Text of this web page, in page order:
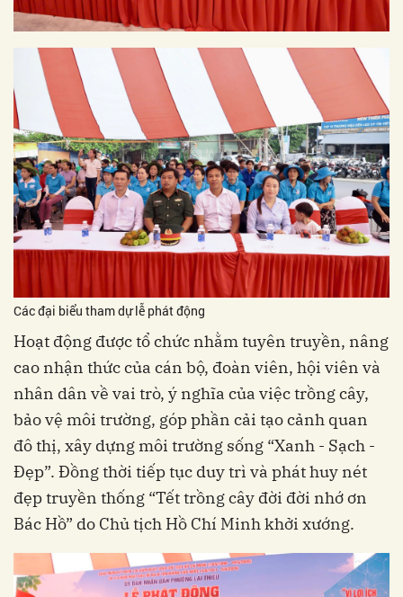
Các đại biểu tham dự lễ phát động
Hoạt động được tổ chức nhằm tuyên truyền, nâng
cao nhận thức của cán bộ, đoàn viên, hội viên và
nhân dân về vai trò, ý nghĩa của việc trồng cây,
bảo vệ môi trường, góp phần cải tạo cảnh quan
đô thị, xây dựng môi trường sống “Xanh - Sạch -
Đẹp”. Đồng thời tiếp tục duy trì và phát huy nét
đẹp truyền thống “Tết trồng cây đời đời nhớ ơn
Bác Hồ” do Chủ tịch Hồ Chí Minh khởi xướng.